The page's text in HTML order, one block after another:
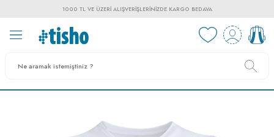
1000 TL VE ÜZERI ALIŞVERIŞLERINIZDE KARGO BEDAVA